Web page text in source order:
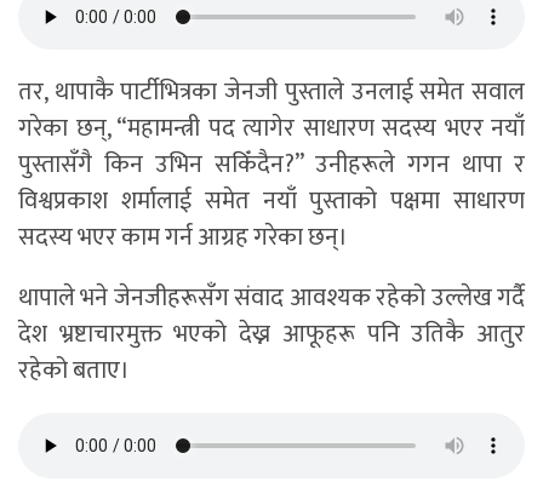
तर, थापाकै पार्टीभित्रका जेनजी पुस्ताले उनलाई समेत सवाल
गरेका छन्, “महामन्त्री पद त्यागेर साधारण सदस्य भएर नयाँ
पुस्तासँगै किन उभिन सकिँदैन?” उनीहरूले गगन थापा र
विश्वप्रकाश शर्मालाई समेत नयाँ पुस्ताको पक्षमा साधारण
सदस्य भएर काम गर्न आग्रह गरेका छन्।
थापाले भने जेनजीहरूसँग संवाद आवश्यक रहेको उल्लेख गर्दै
देश भ्रष्टाचारमुक्त भएको देख्न आफूहरू पनि उतिकै आतुर
रहेको बताए।